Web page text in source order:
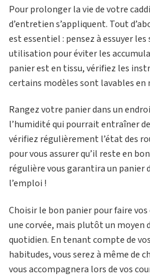
Pour prolonger la vie de votre
d’entretien s’appliquent. Tout
est essentiel : pensez à essuyer les
utilisation pour éviter les
panier est en tissu, vérifiez les
certains modèles sont lavables en
Rangez votre panier dans un
l’humidité qui pourrait entraîner
vérifiez régulièrement l’état des
pour vous assurer qu’il reste en
régulière vous garantira un panier
l’emploi !
Choisir le bon panier pour faire
une corvée, mais plutôt un moyen
quotidien. En tenant compte de
habitudes, vous serez à même de
vous accompagnera lors de vos